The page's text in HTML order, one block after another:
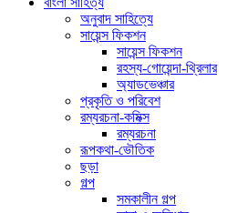
অনুবাদ সাহিত্যে
সায়েন্স ফিকশন
সায়েন্স ফিকশন
রহস্য-গোয়েন্দা-থ্রিলার
অ্যাডভেঞ্চার
প্রকৃতি ও পরিবেশ
রম্যরচনা-কমিক্স
রম্যরচনা
রূপকথা-ভৌতিক
ছড়া
গল্প
সমকালীন গল্প